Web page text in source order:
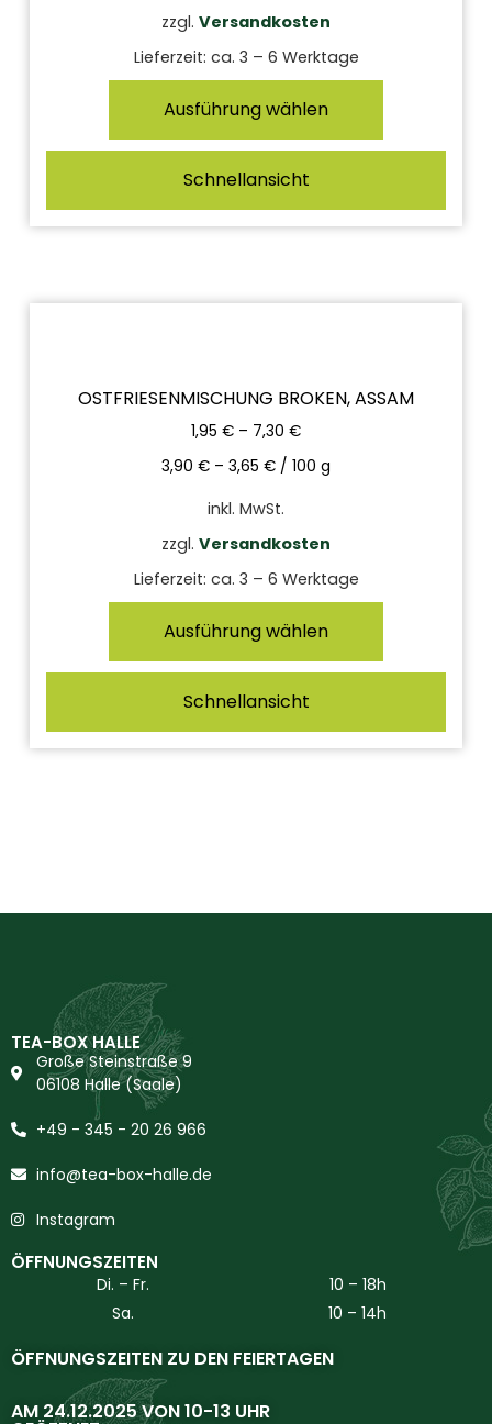
zzgl. Versandkosten
Lieferzeit: ca. 3 – 6 Werktage
Ausführung wählen
Schnellansicht
OSTFRIESENMISCHUNG BROKEN, ASSAM
1,95 € – 7,30 €
3,90 € – 3,65 € / 100 g
inkl. MwSt.
zzgl. Versandkosten
Lieferzeit: ca. 3 – 6 Werktage
Ausführung wählen
Schnellansicht
TEA-BOX HALLE
Große Steinstraße 9
06108 Halle (Saale)
+49 - 345 - 20 26 966
info@tea-box-halle.de
Instagram
ÖFFNUNGSZEITEN
Di. – Fr.
10 – 18h
Sa.
10 – 14h
ÖFFNUNGSZEITEN ZU DEN FEIERTAGEN
AM 24.12.2025 VON 10-13 UHR